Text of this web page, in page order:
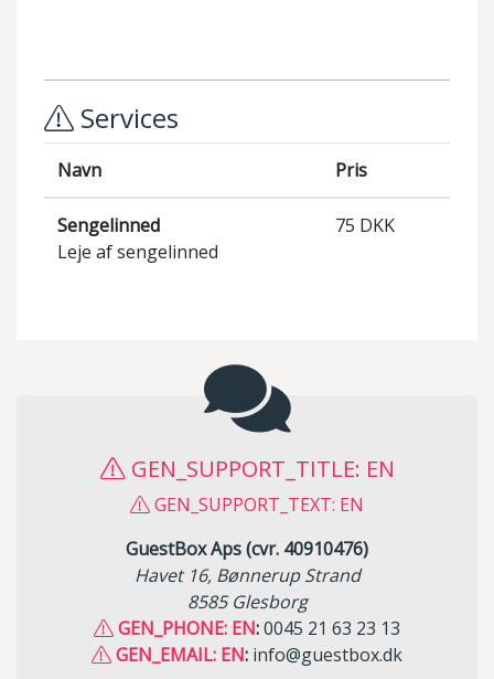
Services
Navn Pris
Sengelinned
Leje af sengelinned
75 DKK
GEN_SUPPORT_TITLE: EN
GEN_SUPPORT_TEXT: EN
GuestBox Aps (cvr. 40910476)
Havet 16, Bønnerup Strand
8585 Glesborg
GEN_PHONE: EN:0045 21 63 23 13
GEN_EMAIL: EN: info@guestbox.dk